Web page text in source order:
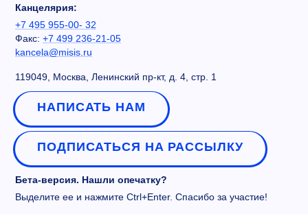
Канцелярия:
+7 495 955-00- 32
Факс: +7 499 236-21-05
kancela@misis.ru
119049, Москва, Ленинский пр-кт, д. 4, стр. 1
НАПИСАТЬ НАМ
ПОДПИСАТЬСЯ НА РАССЫЛКУ
Бета-версия. Нашли опечатку?
Выделите ее и нажмите Ctrl+Enter. Спасибо за участие!